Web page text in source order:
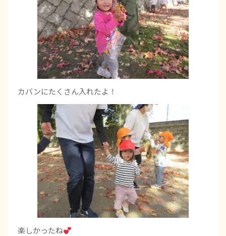
カバンにたくさん入れたよ！
楽しかったね